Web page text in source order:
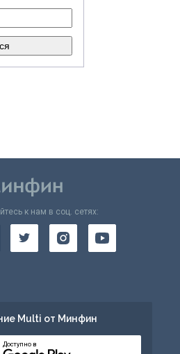
к нам в соц. сетях:
Multi от Минфин
Доступно в